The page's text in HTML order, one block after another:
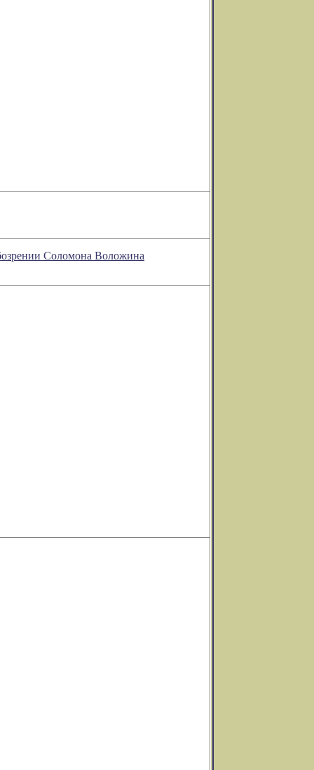
Соломона Воложина